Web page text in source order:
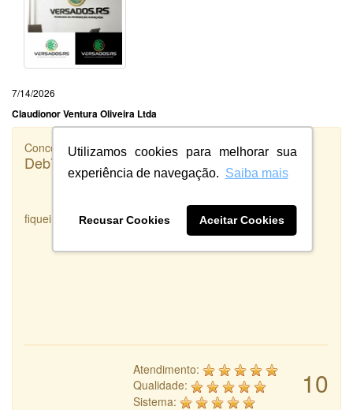
Utilizamos cookies para melhorar sua
experiência de navegação. Saiba mais
Recusar Cookies Aceitar Cookies
7/14/2026
Claudionor Ventura Oliveira Ltda
Concorrência
Deb7 Agropecuária
fiquei satisfeita com o serviço prestado
10
Atendimento:
Qualidade:
Sistema: